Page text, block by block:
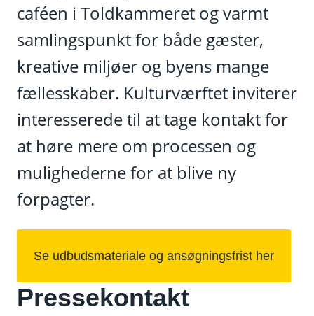
caféen i Toldkammeret og varmt
samlingspunkt for både gæster,
kreative miljøer og byens mange
fællesskaber. Kulturværftet inviterer
interesserede til at tage kontakt for
at høre mere om processen og
mulighederne for at blive ny
forpagter.
Se udbudsmateriale og ansøgningsfrist her
Pressekontakt